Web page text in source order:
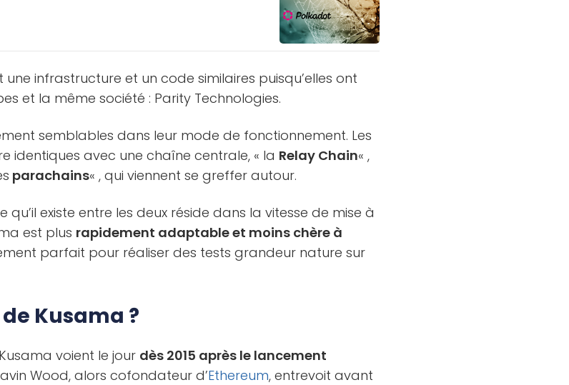
infrastructure et un code similaires puisqu’elles ont
et la même société : Parity Technologies.
semblables dans leur mode de fonctionnement. Les
identiques avec une chaîne centrale, « la Relay Chain« ,
parachains« , qui viennent se greffer autour.
existe entre les deux réside dans la vitesse de mise à
est plus rapidement adaptable et moins chère à
parfait pour réaliser des tests grandeur nature sur
Kusama ?
voient le jour dès 2015 après le lancement
Wood, alors cofondateur d’Ethereum, entrevoit avant